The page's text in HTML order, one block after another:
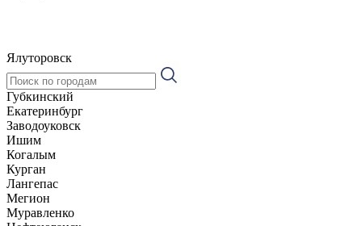
Ялуторовск
Губкинский
Екатеринбург
Заводоуковск
Ишим
Когалым
Курган
Лангепас
Мегион
Муравленко